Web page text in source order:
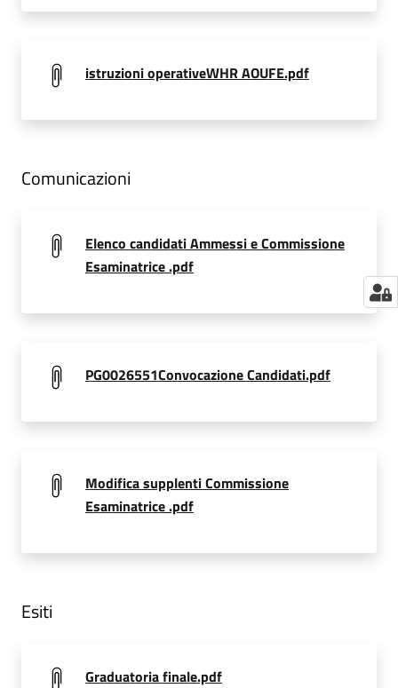
a
e
Fornitori
Seguici
istruzioni operativeWHR AOUFE.pdf
Comunicazioni
Elenco candidati Ammessi e Commissione
Esaminatrice .pdf
PG0026551Convocazione Candidati.pdf
Modifica supplenti Commissione
Esaminatrice .pdf
Esiti
Graduatoria finale.pdf